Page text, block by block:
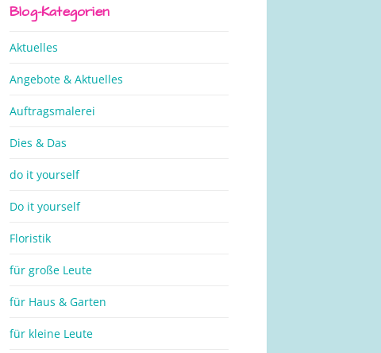
Blog-Kategorien
Aktuelles
Angebote & Aktuelles
Auftragsmalerei
Dies & Das
do it yourself
Do it yourself
Floristik
für große Leute
für Haus & Garten
für kleine Leute